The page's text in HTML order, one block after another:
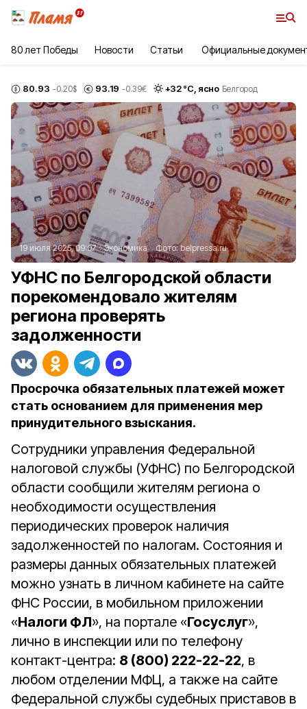
80 лет Победы Новости Статьи Официальные
80.93 -0.20$ 93.19 -0.39€ +32°С, ясно Белгород
19 июля 2025, 09:07 Экономика Фото:belpressa.ru
УФНС по Белгородской области
порекомендовало жителям
региона проверять
задолженности
Просрочка обязательных платежей может
стать основанием для применения мер
принудительного взыскания.
Сотрудники управления Федеральной
налоговой службы (УФНС) по Белгородской
области сообщили жителям региона о
необходимости осуществления
периодических проверок наличия
задолженностей по налогам. Состояния и
размеры данных обязательных платежей
можно узнать в личном кабинете на сайте
ФНС России, в мобильном приложении
«Налоги ФЛ», на портале «Госуслуг»,
лично в инспекции или по телефону
контакт-центра: 8 (800) 222-22-22, в
любом отделении МФЦ, а также на сайте
Федеральной службы судебных приставов в